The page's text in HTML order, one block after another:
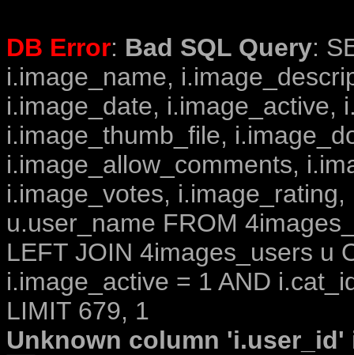
DB Error: Bad SQL Query:
i.image_name,
i.image_date, i.image_active,
i.image_thumb_file,
i.image_allow_comments,
i.image_votes,
u.user_name FROM
LEFT JOIN 4images_users u
i.image_active = 1 AND
LIMIT 679, 1
Unknown column